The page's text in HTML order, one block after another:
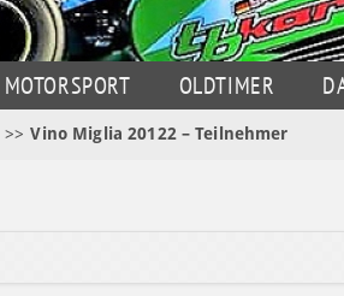
MOTORSPORT OLDTIMER
>> Vino Miglia 20122 – Teilnehmer